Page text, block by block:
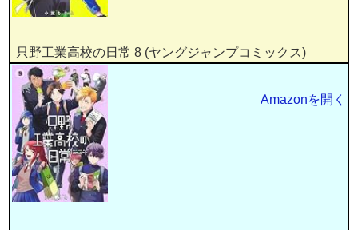
只野工業高校の日常 8 (ヤングジャンプコミックス)
Amazonを開く